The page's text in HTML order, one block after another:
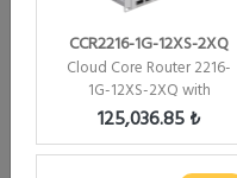
CCR2216-1G-12XS-2XQ
Cloud Core Router 2216-
1G-12XS-2XQ with
RouterOS L6 license
125,036.85 ₺